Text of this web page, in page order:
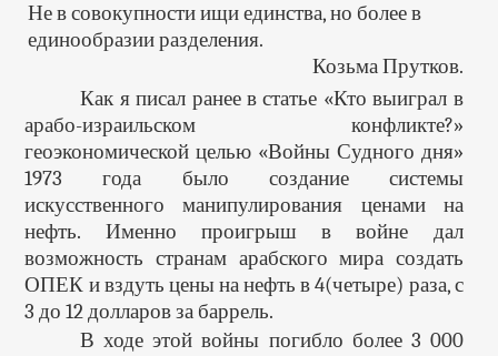
Не в совокупности ищи единства, но более в
единообразии разделения.
Козьма Прутков.
Как я писал ранее в статье «Кто выиграл в
арабо-израильском конфликте?»
геоэкономической целью «Войны Судного дня»
1973 года было создание системы
искусственного манипулирования ценами на
нефть. Именно проигрыш в войне дал
возможность странам арабского мира создать
ОПЕК и вздуть цены на нефть в 4(четыре) раза, с
3 до 12 долларов за баррель.
В ходе этой войны погибло более 3 000